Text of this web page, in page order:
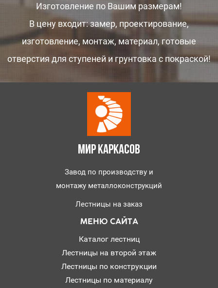
Изготовление по Вашим размерам!
В цену входит: замер, проектирование,
изготовление, монтаж, материал, готовые
отверстия для ступеней и грунтовка с покраской!
МИР КАРКАСОВ
Завод по производству и
монтажу металлоконструкций
Лестницы на заказ
МЕНЮ САЙТА
Каталог лестниц
Лестницы на второй этаж
Лестницы по конструкции
Лестницы по материалу